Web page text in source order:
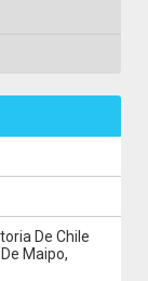
De Chile
Maipo,